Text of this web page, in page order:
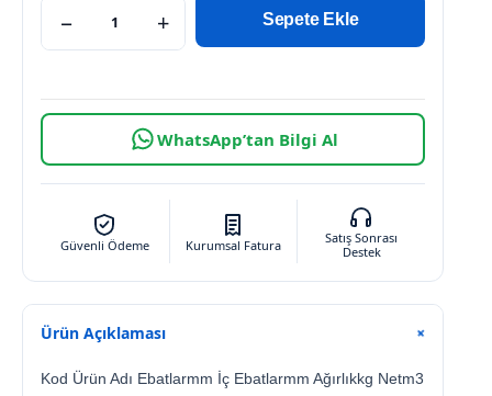
− + Sepete Ekle
WhatsApp’tan Bilgi Al
Güvenli Ödeme Kurumsal Fatura
Satış Sonrası
Destek
Ürün Açıklaması +
Kod Ürün Adı Ebatlarmm İç Ebatlarmm Ağırlıkkg Netm3